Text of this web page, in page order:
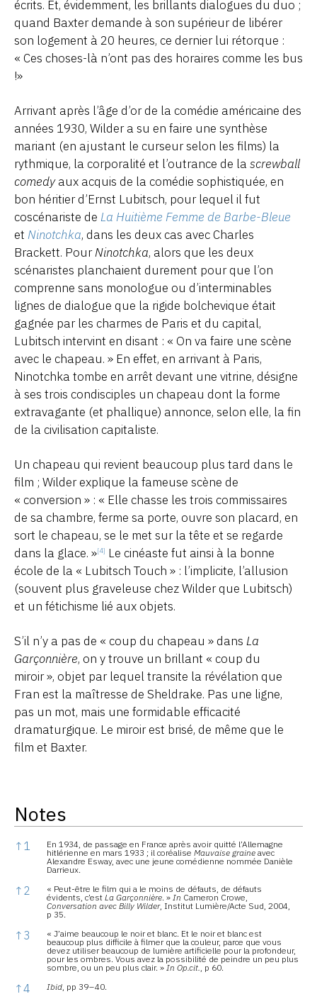
écrits. Et, évidemment, les brillants dialogues du duo ;
quand Baxter demande à son supérieur de libérer
son logement à 20 heures, ce dernier lui rétorque :
« Ces choses-là n’ont pas des horaires comme les bus
!»
Arrivant après l’âge d’or de la comédie américaine des
années 1930, Wilder a su en faire une synthèse
mariant (en ajustant le curseur selon les films) la
rythmique, la corporalité et l’outrance de la screwball
comedyaux acquis de la comédie sophistiquée, en
bon héritier d’Ernst Lubitsch, pour lequel il fut
coscénariste de La Huitième Femme de Barbe-Bleue
et Ninotchka, dans les deux cas avec Charles
Brackett. PourNinotchka, alors que les deux
scénaristes planchaient durement pour que l’on
comprenne sans monologue ou d’interminables
lignes de dialogue que la rigide bolchevique était
gagnée par les charmes de Paris et du capital,
Lubitsch intervint en disant : « On va faire une scène
avec le chapeau. » En effet, en arrivant à Paris,
Ninotchka tombe en arrêt devant une vitrine, désigne
à ses trois condisciples un chapeau dont la forme
extravagante (et phallique) annonce, selon elle, la fin
de la civilisation capitaliste.
Un chapeau qui revient beaucoup plus tard dans le
film ; Wilder explique la fameuse scène de
« conversion » : « Elle chasse les trois commissaires
de sa chambre, ferme sa porte, ouvre son placard, en
sort le chapeau, se le met sur la tête et se regarde
dans la glace. »[4] Le cinéaste fut ainsi à la bonne
école de la « Lubitsch Touch » : l’implicite, l’allusion
(souvent plus graveleuse chez Wilder que Lubitsch)
et un fétichisme lié aux objets.
S’il n’y a pas de « coup du chapeau » dans La
Garçonnière, on y trouve un brillant « coup du
miroir », objet par lequel transite la révélation que
Fran est la maîtresse de Sheldrake. Pas une ligne,
pas un mot, mais une formidable efficacité
dramaturgique. Le miroir est brisé, de même que le
film et Baxter.
Notes
Notes
↑ 1
En 1934, de passage en France après avoir quitté l’Allemagne
hitlérienne en mars 1933 ; il coréalise Mauvaise graine avec
Alexandre Esway, avec une jeune comédienne nommée Danièle
Darrieux.
↑ 2
« Peut-être le film qui a le moins de défauts, de défauts
évidents, c’est La Garçonnière. » In Cameron Crowe,
Conversation avec Billy Wilder, Institut Lumière/Acte Sud, 2004,
p 35.
↑ 3
« J’aime beaucoup le noir et blanc. Et le noir et blanc est
beaucoup plus difficile à filmer que la couleur, parce que vous
devez utiliser beaucoup de lumière artificielle pour la profondeur,
pour les ombres. Vous avez la possibilité de peindre un peu plus
sombre, ou un peu plus clair. » In Op.cit., p 60.
↑4 Ibid, pp 39 – 40.